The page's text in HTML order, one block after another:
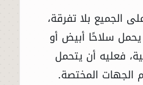
الجميع بلا تفرقة،
سلاحًا أبيض أو
فعليه أن يتحمل
الجهات المختصة.